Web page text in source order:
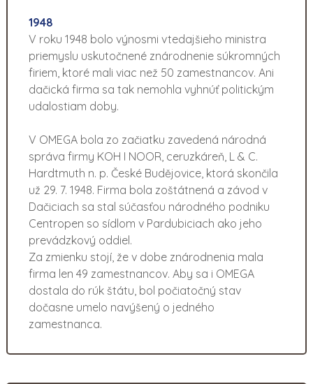
1948
V roku 1948 bolo výnosmi vtedajšieho ministra
priemyslu uskutočnené znárodnenie súkromných
firiem, ktoré mali viac než 50 zamestnancov. Ani
dačická firma sa tak nemohla vyhnúť politickým
udalostiam doby.
V OMEGA bola zo začiatku zavedená národná
správa firmy KOH I NOOR, ceruzkáreň, L & C.
Hardtmuth n. p. České Budějovice, ktorá skončila
už 29. 7. 1948. Firma bola zoštátnená a závod v
Dačiciach sa stal súčasťou národného podniku
Centropen so sídlom v Pardubiciach ako jeho
prevádzkový oddiel.
Za zmienku stojí, že v dobe znárodnenia mala
firma len 49 zamestnancov. Aby sa i OMEGA
dostala do rúk štátu, bol počiatočný stav
dočasne umelo navýšený o jedného
zamestnanca.